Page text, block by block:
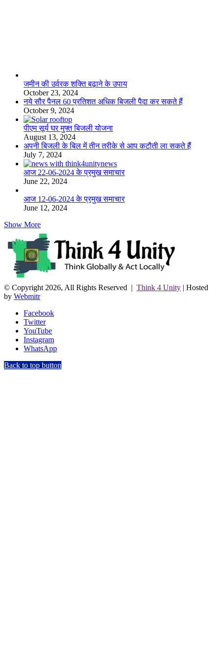
जमीन की उर्वरक शक्ति बढ़ाने के उपाय
October 23, 2024
नये सौर पैनल 60 प्रतिशत अधिक बिजली पैदा कर सकते हैं
October 9, 2024
पीएम सूर्य घर मुफ्त बिजली योजना
August 13, 2024
अपनी बिजली के बिल में तीन तरीके से आप कटौती ला सकते हैं
July 7, 2024
आज 22-06-2024 के प्रमुख समाचार
June 22, 2024
आज 12-06-2024 के प्रमुख समाचार
June 12, 2024
Show More
© Copyright 2026, All Rights Reserved | Think 4 Unity | Hosted
by Webmitr
Facebook
Twitter
YouTube
Instagram
WhatsApp
Back to top button